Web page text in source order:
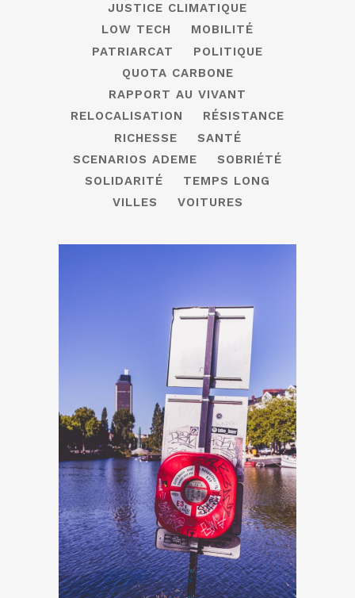
JUSTICE CLIMATIQUE
LOW TECH
MOBILITÉ
PATRIARCAT
POLITIQUE
QUOTA CARBONE
RAPPORT AU VIVANT
RELOCALISATION
RÉSISTANCE
RICHESSE
SANTÉ
SCENARIOS ADEME
SOBRIÉTÉ
SOLIDARITÉ
TEMPS LONG
VILLES
VOITURES